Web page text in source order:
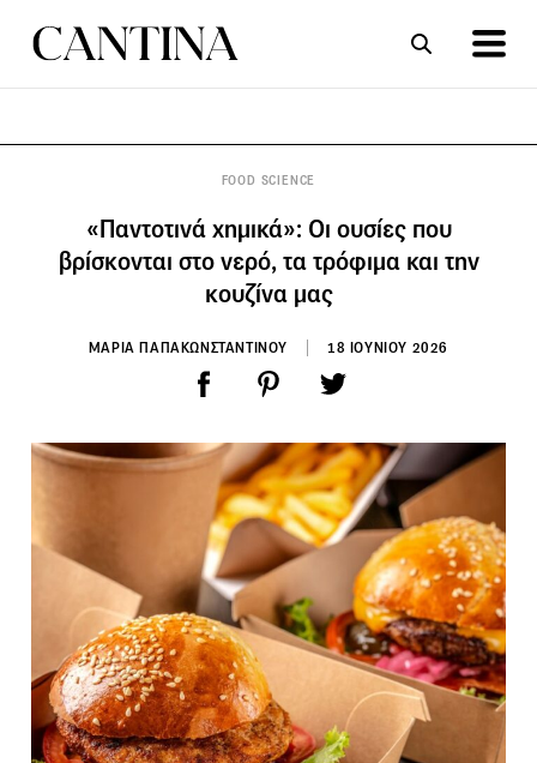
FOOD SCIENCE
«Παντοτινά χημικά»: Οι ουσίες που
βρίσκονται στο νερό, τα τρόφιμα και την
κουζίνα μας
ΜΑΡΙΑ ΠΑΠΑΚΩΝΣΤΑΝΤΙΝΟΥ 18 ΙΟΥΝΙΟΥ 2026